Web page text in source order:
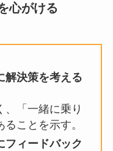
心がける
解決策を考える
「一緒に乗り
ことを示す。
フィードバック